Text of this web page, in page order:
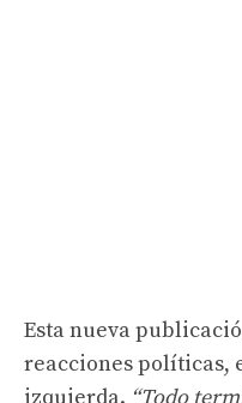
Esta nueva
reacciones políticas,
izquierda. “Todo